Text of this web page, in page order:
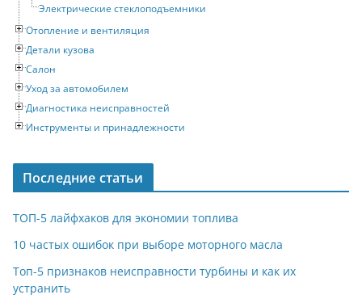
Электрические стеклоподъемники
Отопление и вентиляция
Детали кузова
Салон
Уход за автомобилем
Диагностика неисправностей
Инструменты и принадлежности
Последние статьи
ТОП-5 лайфхаков для экономии топлива
10 частых ошибок при выборе моторного масла
Топ-5 признаков неисправности турбины и как их
устранить